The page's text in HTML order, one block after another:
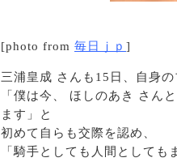
[photo from 毎日ｊｐ ]
三浦皇成 さんも15日、自身
「僕は今、 ほしのあき さん
ます」と
初めて自らも交際を認め、
「騎手としても人間として